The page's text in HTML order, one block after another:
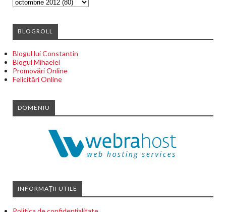
BLOGROLL
Blogul lui Constantin
Blogul Mihaelei
Promovări Online
Felicitări Online
DOMENIU
INFORMAȚII UTILE